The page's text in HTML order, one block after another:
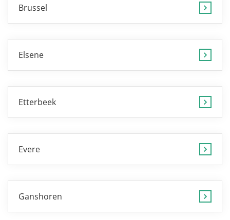
Brussel
Elsene
Etterbeek
Evere
Ganshoren